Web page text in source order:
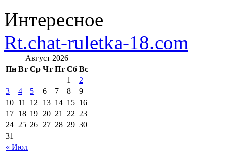
Интересное
Rt.chat-ruletka-18.com
Август 2026
Пн Вт Ср Чт Пт Сб Вс
« Июл
1
2
3
4 5 6 7 8
9
10 11 12 13 14 15 16
17 18 19 20 21 22 23
24 25 26 27 28 29 30
31